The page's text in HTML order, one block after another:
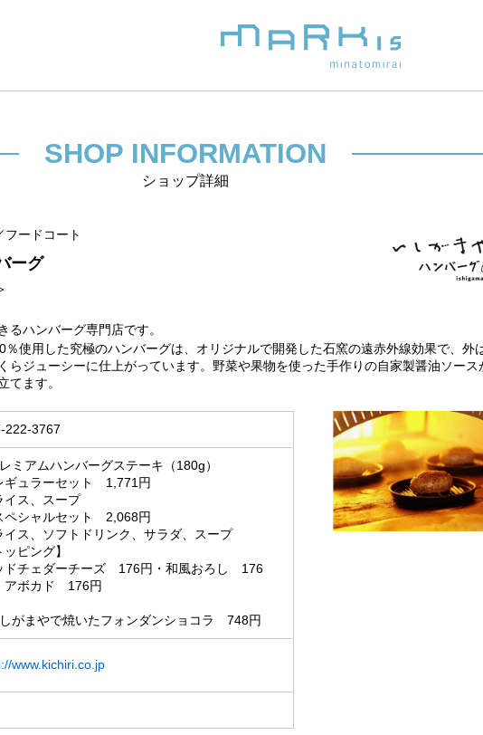
ース
(PDF)
SHOP INFORMATION
ショップ詳細
フードコート
ーグ
るハンバーグ専門店です。
％使用した究極のハンバーグは、オリジナルで開発した石窯の遠赤外線効果で、外
らジューシーに仕上がっています。野菜や果物を使った手作りの自家製醤油ソース
てます。
222-3767
ミアムハンバーグステーキ（180g）
ギュラーセット 1,771円
ス、スープ
ペシャルセット 2,068円
ス、ソフトドリンク、サラダ、スープ
ッピング】
ドチェダーチーズ 176円・和風おろし 176
アボカド 176円
がまやで焼いたフォンダンショコラ 748円
www.kichiri.co.jp